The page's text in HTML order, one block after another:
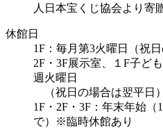
人日本宝くじ協会より寄
休館日
1F：毎月第3火曜日（祝日
2F・3F展示室、１F子ど
週火曜日
（祝日の場合は翌平日）
1F・2F・3F：年末年始（
で）※臨時休館あり